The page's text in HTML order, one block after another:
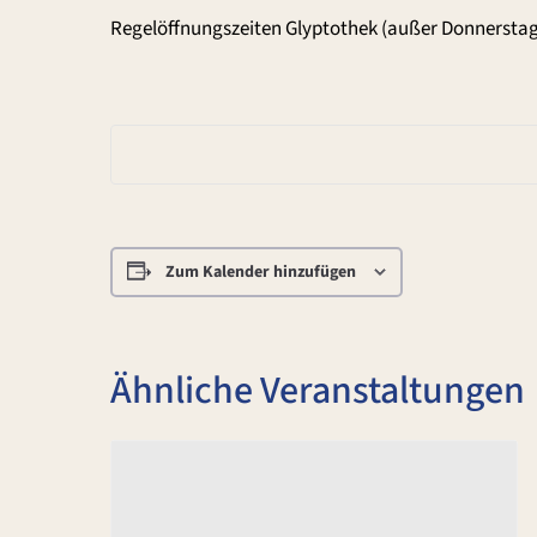
Regelöffnungszeiten Glyptothek (außer
Zum Kalender hinzufügen
Ähnliche Veranstaltungen